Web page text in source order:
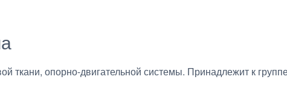
ткани, опорно-двигательной системы. Принадлежит к